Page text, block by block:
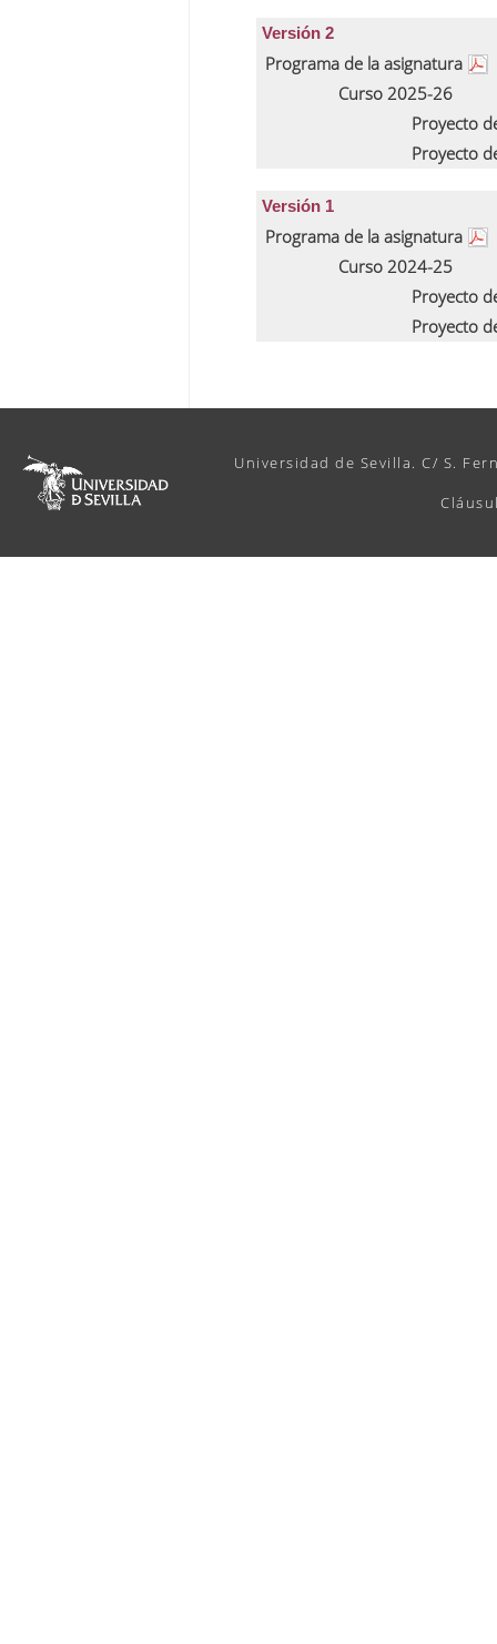
Versión 2
Programa de la asignatura
Curso 2025-26
Proyecto
Proyecto
Versión 1
Programa de la asignatura
Curso 2024-25
Proyecto
Proyecto
Universidad de Sevilla. C/ S.